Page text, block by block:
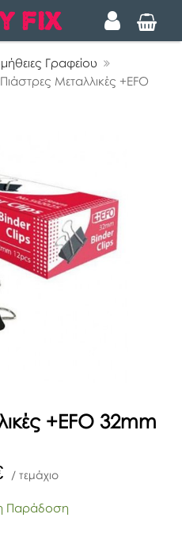
Γραφείου
Πιάστρες Μεταλλικές +EFO
+EFO 32mm
/ τεμάχιο
Παράδοση